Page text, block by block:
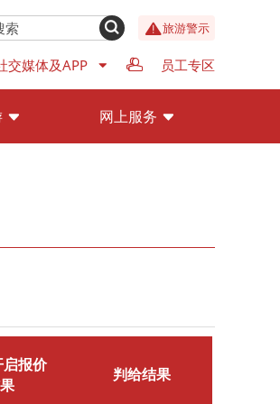
旅游警示
交媒体及APP 员工专区
网上服务
报价
判给结果